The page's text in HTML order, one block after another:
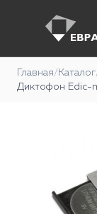
Главная/ Каталог
Диктофон Edic-